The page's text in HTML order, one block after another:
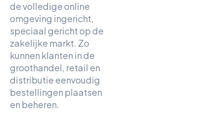
de volledige online
omgeving ingericht,
speciaal gericht op de
zakelijke markt. Zo
kunnen klanten in de
groothandel, retail en
distributie eenvoudig
bestellingen plaatsen
en beheren.